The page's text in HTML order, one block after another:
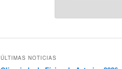
ÚLTIMAS NOTICIAS